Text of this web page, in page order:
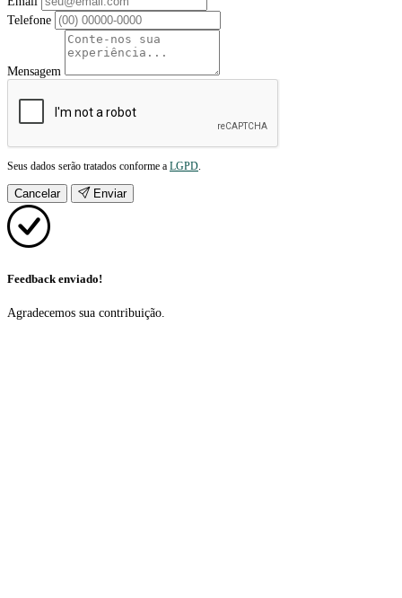
Telefone
Mensagem
Seus dados serão tratados conforme a LGPD
Cancelar Enviar
Feedback enviado!
Agradecemos sua contribuição.